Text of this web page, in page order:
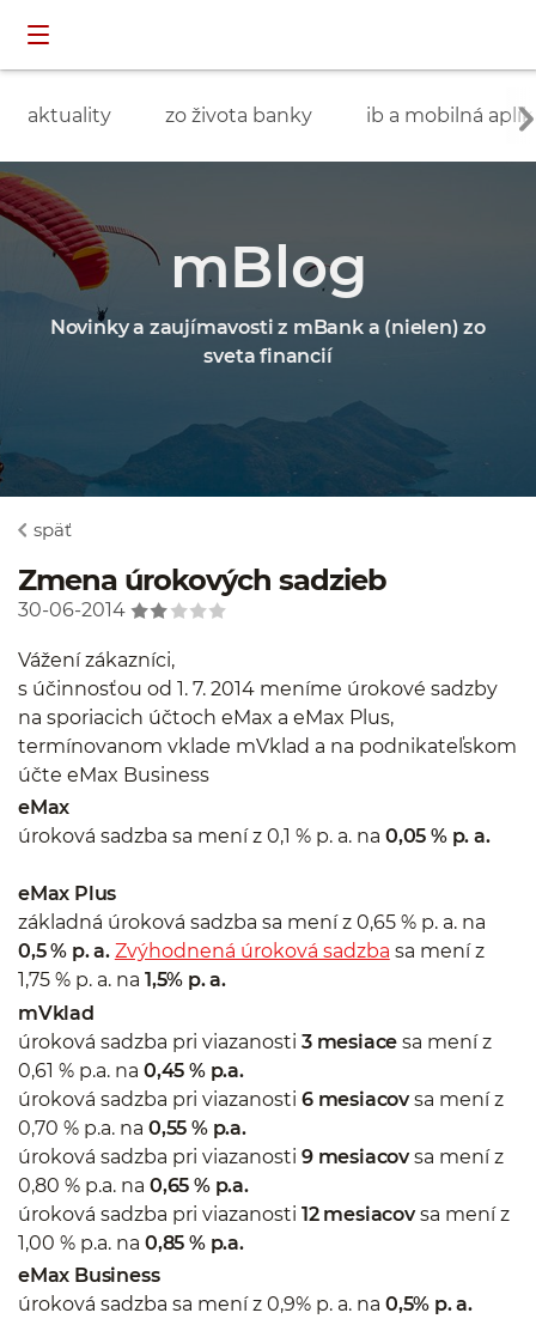
aktuality zo života banky ib a mobilná
mBlog
Novinky a zaujímavosti z mBank a (nielen) zo
sveta financií
späť
Zmena úrokových sadzieb
30-06-2014
Vážení zákazníci,
s účinnosťou od 1. 7. 2014 meníme úrokové sadzby
na sporiacich účtoch eMax a eMax Plus,
termínovanom vklade mVklad a na podnikateľskom
účte eMax Business
eMax
úroková sadzba sa mení z 0,1 % p. a. na 0,05 % p. a.
eMax Plus
základná úroková sadzba sa mení z 0,65 % p. a. na
0,5 % p. a. Zvýhodnená úroková sadzba sa mení z
1,75 % p. a. na 1,5% p. a.
mVklad
úroková sadzba pri viazanosti 3 mesiace sa mení z
0,61 % p.a. na 0,45 % p.a.
úroková sadzba pri viazanosti 6 mesiacovsa mení z
0,70 % p.a. na 0,55 % p.a.
úroková sadzba pri viazanosti 9 mesiacovsa mení z
0,80 % p.a. na 0,65 % p.a.
úroková sadzba pri viazanosti 12 mesiacovsa mení z
1,00 % p.a. na 0,85 % p.a.
eMax Business
úroková sadzba sa mení z 0,9% p. a. na 0,5% p. a.